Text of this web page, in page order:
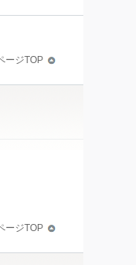
ージTOP
ージTOP